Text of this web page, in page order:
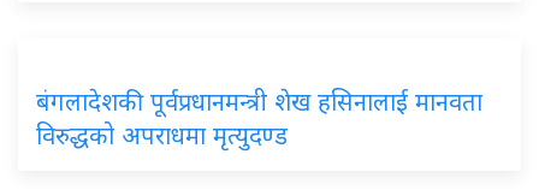
बंगलादेशकी पूर्वप्रधानमन्त्री शेख हसिनालाई मानवता
विरुद्धको अपराधमा मृत्युदण्ड